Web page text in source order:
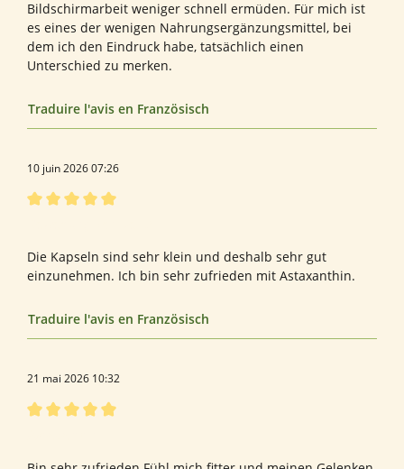
Bildschirmarbeit weniger schnell ermüden. Für mich ist
es eines der wenigen Nahrungsergänzungsmittel, bei
dem ich den Eindruck habe, tatsächlich einen
Unterschied zu merken.
Traduire l'avis en Französisch
10 juin 2026 07:26
Die Kapseln sind sehr klein und deshalb sehr gut
einzunehmen. Ich bin sehr zufrieden mit Astaxanthin.
Traduire l'avis en Französisch
21 mai 2026 10:32